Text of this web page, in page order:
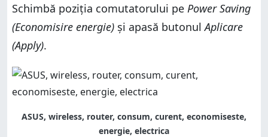
Schimbă poziția comutatorului pe Power Saving
(Economisire energie) și apasă butonulAplicare
(Apply).
ASUS, wireless, router, consum, curent, economiseste,
energie, electrica